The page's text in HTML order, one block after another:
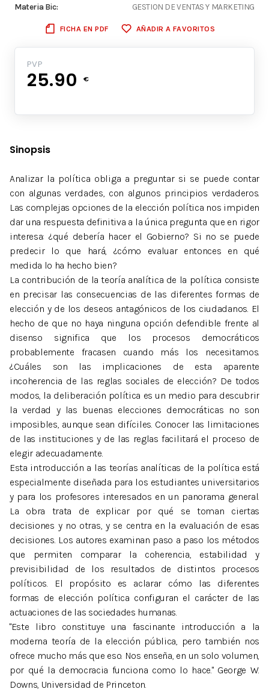
Materia Bic:
GESTION DE VENTAS Y MARKETING
FICHA EN PDF AÑADIR A FAVORITOS
PVP
25.90 €
Sinopsis
Analizar la política obliga a preguntar si se puede contar
con algunas verdades, con algunos principios verdaderos.
Las complejas opciones de la elección política nos impiden
dar una respuesta definitiva a la única pregunta que en rigor
interesa: ¿qué debería hacer el Gobierno? Si no se puede
predecir lo que hará, ¿cómo evaluar entonces en qué
medida lo ha hecho bien?
La contribución de la teoría analítica de la política consiste
en precisar las consecuencias de las diferentes formas de
elección y de los deseos antagónicos de los ciudadanos. El
hecho de que no haya ninguna opción defendible frente al
disenso significa que los procesos democráticos
probablemente fracasen cuando más los necesitamos.
¿Cuáles son las implicaciones de esta aparente
incoherencia de las reglas sociales de elección? De todos
modos, la deliberación política es un medio para descubrir
la verdad y las buenas elecciones democráticas no son
imposibles, aunque sean difíciles. Conocer las limitaciones
de las instituciones y de las reglas facilitará el proceso de
elegir adecuadamente.
Esta introducción a las teorías analíticas de la política está
especialmente diseñada para los estudiantes universitarios
y para los profesores interesados en un panorama general.
La obra trata de explicar por qué se toman ciertas
decisiones y no otras, y se centra en la evaluación de esas
decisiones. Los autores examinan paso a paso los métodos
que permiten comparar la coherencia, estabilidad y
previsibilidad de los resultados de distintos procesos
políticos. El propósito es aclarar cómo las diferentes
formas de elección política configuran el carácter de las
actuaciones de las sociedades humanas.
"Este libro constituye una fascinante introducción a la
moderna teoría de la elección pública, pero también nos
ofrece mucho más que eso. Nos enseña, en un solo volumen,
por qué la democracia funciona como lo hace." George W.
Downs, Universidad de Princeton.